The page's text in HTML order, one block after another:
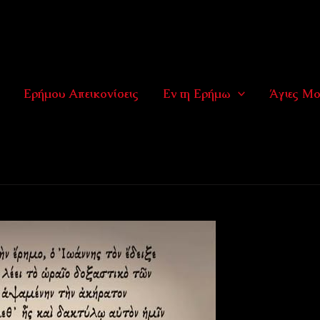
Ερήμου Απεικονίσεις Εν τη Ερήμω Άγιες